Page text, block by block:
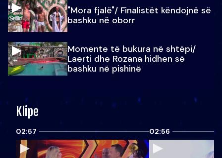
"Mora fjalë"/ Finalistët këndojnë së
bashku në oborr
Momente të bukura në shtëpi/
Laerti dhe Rozana hidhen së
bashku në pishinë
Klipe
02:57 02:56